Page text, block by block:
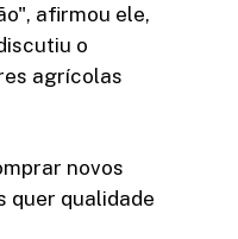
afirmou ele,
o
agrícolas
novos
quer qualidade